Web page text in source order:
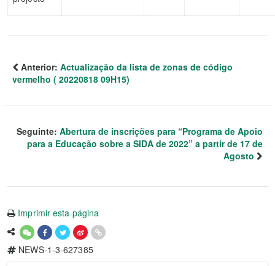
Anterior: Actualização da lista de zonas de código
vermelho ( 20220818 09H15)
Seguinte: Abertura de inscrições para “Programa de Apoio
para a Educação sobre a SIDA de 2022” a partir de 17 de
Agosto
Imprimir esta página
NEWS-1-3-627385